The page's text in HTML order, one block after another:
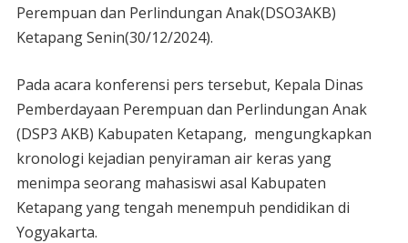
Perempuan dan Perlindungan Anak(DSO3AKB)
Ketapang Senin(30/12/2024).
Pada acara konferensi pers tersebut, Kepala Dinas
Pemberdayaan Perempuan dan Perlindungan Anak
(DSP3 AKB) Kabupaten Ketapang, mengungkapkan
kronologi kejadian penyiraman air keras yang
menimpa seorang mahasiswi asal Kabupaten
Ketapang yang tengah menempuh pendidikan di
Yogyakarta.